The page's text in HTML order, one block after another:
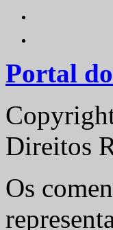
Portal
Direitos
Os